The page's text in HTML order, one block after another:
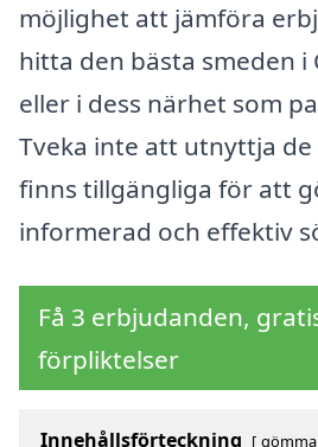
möjlighet att jämföra
hitta den bästa smeden i
eller i dess närhet som
Tveka inte att utnyttja
finns tillgängliga för att
informerad och effektiv
Få 3 erbjudanden,
förpliktelser
Innehållsförteckning gömma